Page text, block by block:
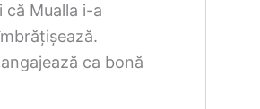
Mualla i-a
ca bonă